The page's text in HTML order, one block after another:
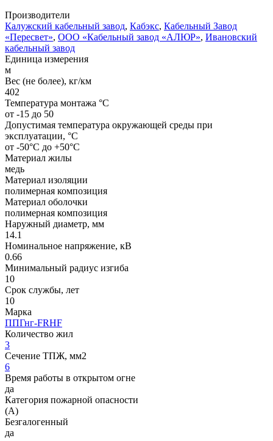
Производители
Калужский кабельный завод, Кабэкс, Кабельный Завод
«Пересвет», ООО «Кабельный завод «АЛЮР», Ивановский
кабельный завод
Единица измерения
м
Вес (не более), кг/км
402
Температура монтажа °C
от -15 до 50
Допустимая температура окружающей среды при
эксплуатации, °C
от -50°С до +50°С
Материал жилы
медь
Материал изоляции
полимерная композиция
Материал оболочки
полимерная композиция
Наружный диаметр, мм
14.1
Номинальное напряжение, кВ
0.66
Минимальный радиус изгиба
10
Срок службы, лет
10
Марка
ППГнг-FRHF
Количество жил
3
Сечение ТПЖ, мм2
6
Время работы в открытом огне
да
Категория пожарной опасности
(A)
Безгалогенный
да